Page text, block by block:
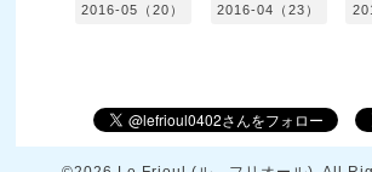
2016-05（20） 2016-04（23）